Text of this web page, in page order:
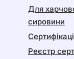
Для
сировини
Реєстр